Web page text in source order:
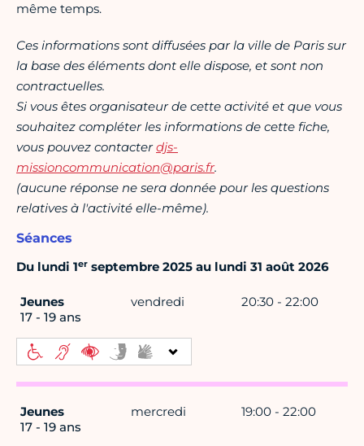
même temps.
Ces informations sont diffusées par la ville de Paris sur
la base des éléments dont elle dispose, et sont non
contractuelles.
Si vous êtes organisateur de cette activité et que vous
souhaitez compléter les informations de cette fiche,
vous pouvez contacterdjs-
missioncommunication@paris.fr.
(aucune réponse ne sera donnée pour les questions
relatives à l'activité elle-même).
Séances
Du lundi 1er septembre 2025 au lundi 31 août 2026
Jeunes
17 - 19 ans
vendredi 20:30 - 22:00
Jeunes
17 - 19 ans
mercredi 19:00 - 22:00